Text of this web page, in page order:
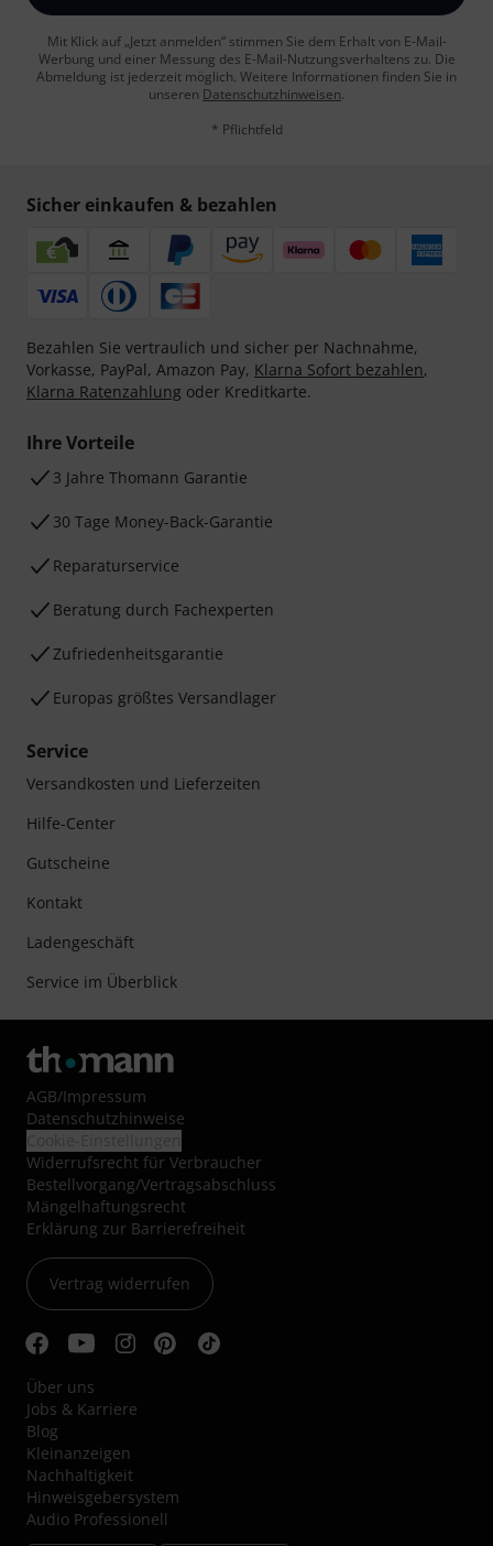
Mit Klick auf „Jetzt anmelden“ stimmen Sie dem Erhalt von E-Mail-
Werbung und einer Messung des E-Mail-Nutzungsverhaltens zu. Die
Abmeldung ist jederzeit möglich. Weitere Informationen finden Sie in
unseren Datenschutzhinweisen.
* Pflichtfeld
Sicher einkaufen & bezahlen
Bezahlen Sie vertraulich und sicher per Nachnahme,
Vorkasse, PayPal, Amazon Pay, Klarna Sofort bezahlen,
Klarna Ratenzahlung oder Kreditkarte.
Ihre Vorteile
3 Jahre Thomann Garantie
30 Tage Money-Back-Garantie
Reparaturservice
Beratung durch Fachexperten
Zufriedenheitsgarantie
Europas größtes Versandlager
Service
Versandkosten und Lieferzeiten
Hilfe-Center
Gutscheine
Kontakt
Ladengeschäft
Service im Überblick
AGB/Impressum
Datenschutzhinweise
Widerrufsrecht für Verbraucher
Bestellvorgang/Vertragsabschluss
Mängelhaftungsrecht
Erklärung zur Barrierefreiheit
Vertrag widerrufen
Über uns
Jobs & Karriere
Blog
Kleinanzeigen
Nachhaltigkeit
Hinweisgebersystem
Audio Professionell